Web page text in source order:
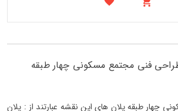
فنی مجتمع مسکونی چهار طبقه
چهار طبقه پلان های این نقشه عبارتند از : پلان